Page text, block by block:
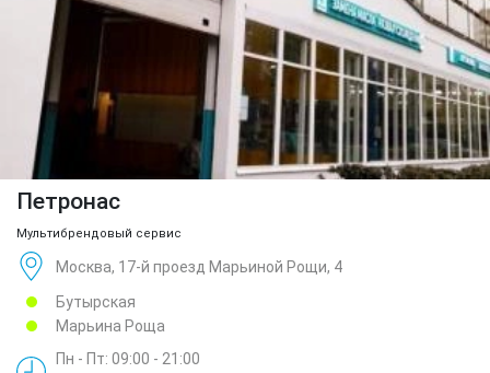
Петронас
Мультибрендовый сервис
Москва, 17-й проезд Марьиной Рощи, 4
Бутырская
Марьина Роща
Пн - Пт: 09:00 - 21:00